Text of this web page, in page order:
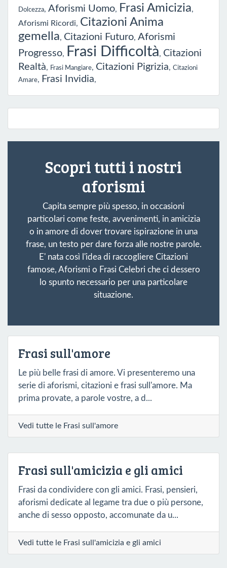
Dolcezza, Aforismi Uomo, Frasi Amicizia,
Aforismi Ricordi, Citazioni Anima
gemella, Citazioni Futuro, Aforismi
Progresso, Frasi Difficoltà, Citazioni
Realtà, Frasi Mangiare, Citazioni Pigrizia, Citazioni
Amare, Frasi Invidia,
Scopri tutti i nostri
aforismi
Capita sempre più spesso, in occasioni
particolari come feste, avvenimenti, in amicizia
o in amore di dover trovare ispirazione in una
frase, un testo per dare forza alle nostre parole.
E' nata così l'idea di raccogliere Citazioni
famose, Aforismi o Frasi Celebri che ci dessero
lo spunto necessario per una particolare
situazione.
Frasi sull'amore
Le più belle frasi di amore. Vi presenteremo una
serie di aforismi, citazioni e frasi sull'amore. Ma
prima provate, a parole vostre, a d...
Vedi tutte le Frasi sull'amore
Frasi sull'amicizia e gli amici
Frasi da condividere con gli amici. Frasi, pensieri,
aforismi dedicate al legame tra due o più persone,
anche di sesso opposto, accomunate da u...
Vedi tutte le Frasi sull'amicizia e gli amici